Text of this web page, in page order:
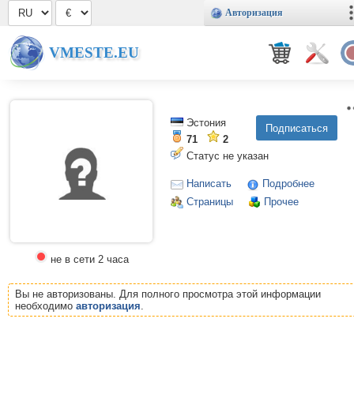
Авторизация
VMESTE.EU
не в сети 2 часа
Эстония
71
2
Статус не указан
Написать
Подробнее
Страницы
Прочее
Вы не авторизованы. Для полного просмотра этой информации
необходимо авторизация.